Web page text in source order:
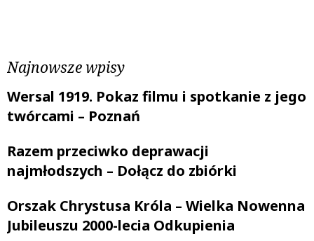
Najnowsze wpisy
Wersal 1919. Pokaz filmu i spotkanie z jego
twórcami – Poznań
Razem przeciwko deprawacji
najmłodszych – Dołącz do zbiórki
Orszak Chrystusa Króla – Wielka Nowenna
Jubileuszu 2000-lecia Odkupienia